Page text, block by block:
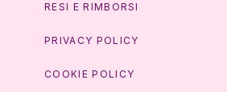
RESI E RIMBORSI
PRIVACY POLICY
COOKIE POLICY